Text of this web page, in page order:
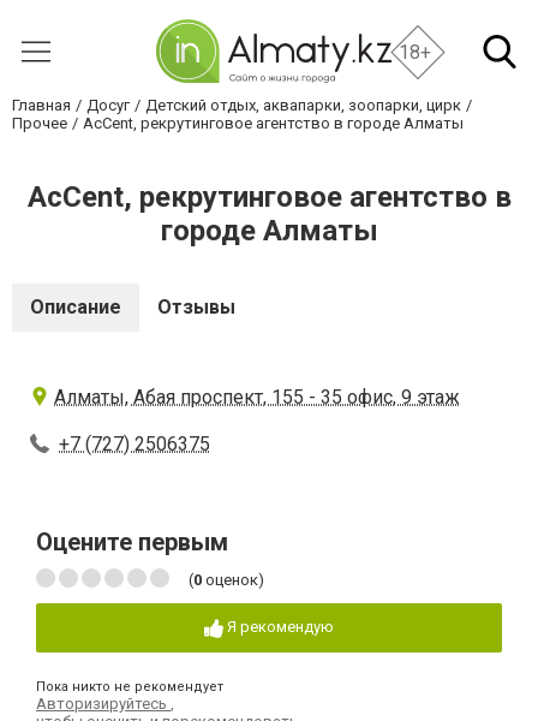
18+
Главная Досуг
Детский отдых, аквапарки, зоопарки, цирк
Прочее
AcCent, рекрутинговое агентство в городе Алматы
AcCent, рекрутинговое агентство в
городе Алматы
Описание Отзывы
Алматы, Абая проспект, 155 - 35 офис, 9 этаж
+7 (727) 2506375
Оцените первым
(0 оценок)
Я рекомендую
Пока никто не рекомендует
Авторизируйтесь